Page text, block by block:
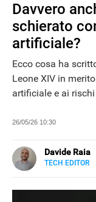
Davvero
schierato
artificiale?
Ecco cosa ha
Leone XIV in
artificiale e ai
26/05/26 10:30
Davide Raia
TECH EDITOR
in tutte le